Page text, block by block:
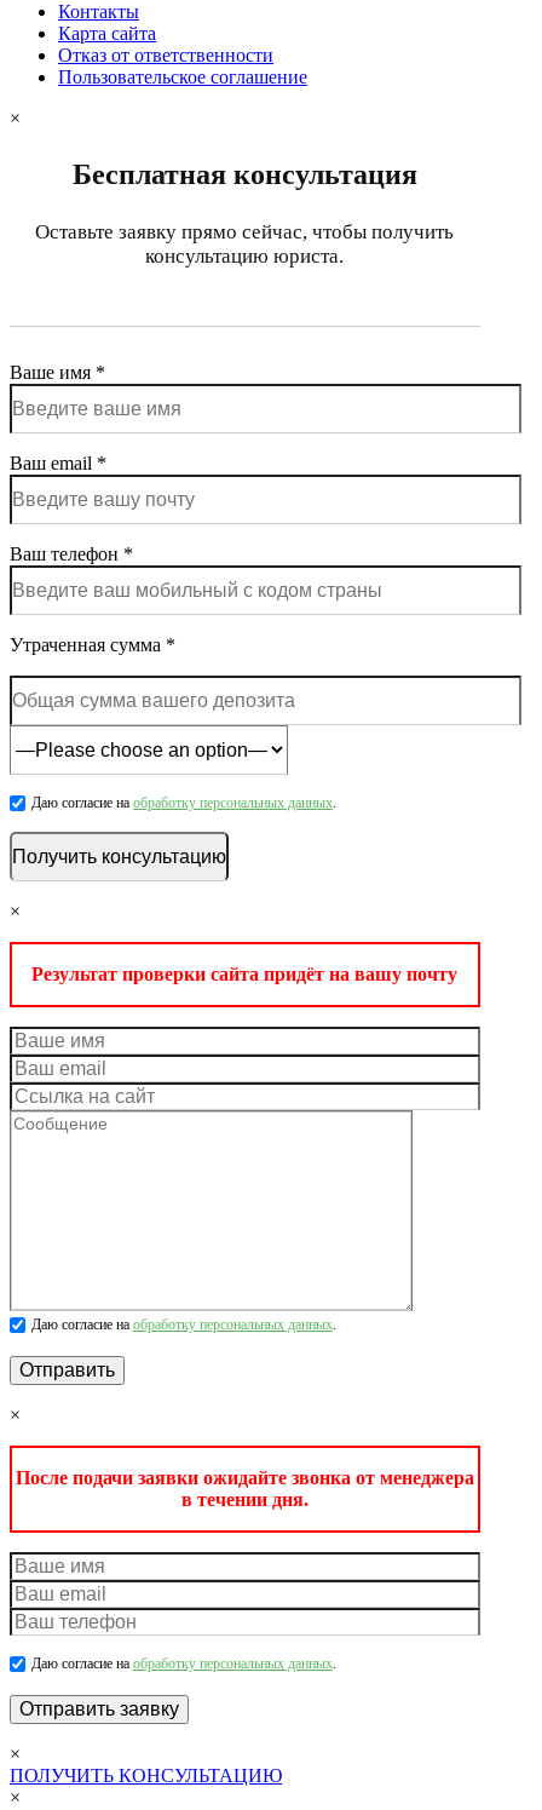
Контакты
Карта сайта
Отказ от ответственности
Пользовательское соглашение
×
Бесплатная консультация
Оставьте заявку прямо сейчас, чтобы получить
консультацию юриста.
Ваше имя *
Ваш email *
Ваш телефон *
Утраченная сумма *
Даю согласие на обработку персональных данных.
×
Результат проверки сайта придёт на вашу почту
Даю согласие на обработку персональных данных.
×
После подачи заявки ожидайте звонка от менеджера
в течении дня.
Даю согласие на обработку персональных данных.
×
ПОЛУЧИТЬ КОНСУЛЬТАЦИЮ
×